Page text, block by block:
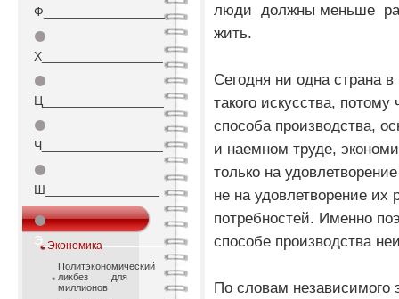
Ф_________________
⚫
Х_________________
⚫
Ц_________________
⚫
Ч_________________
⚫
Ш________________
⚫
Э_________________
Экономика
Политэкономический
ликбез для
миллионов
люди должны меньше
жить.
Сегодня ни одна страна
такого искусства,
способа производства,
и наемном труде,
только на
не на удовлетворение их
потребностей. Именно
способе производства
По словам независимого